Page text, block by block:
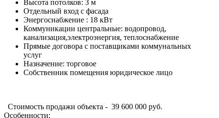
Высота потолков: 3 м
Отдельный вход с фасада
Энергоснабжение : 18 кВт
Коммуникации центральные: водопровод,
канализация,электроэнергия, теплоснабжение
Прямые договора с поставщиками коммунальных
услуг
Назначение: торговое
Собственник помещения юридическое лицо
Стоимость продажи объекта - 39 600 000 руб.
Особенности: